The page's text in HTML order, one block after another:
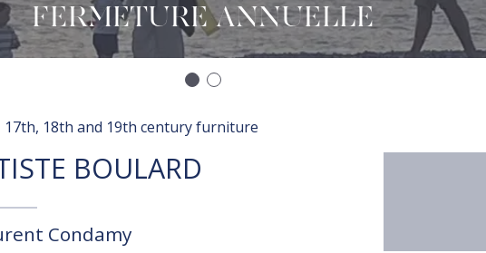
FERMETURE ANNUELLE
17th, 18th and 19th century furniture
BOULARD
Condamy